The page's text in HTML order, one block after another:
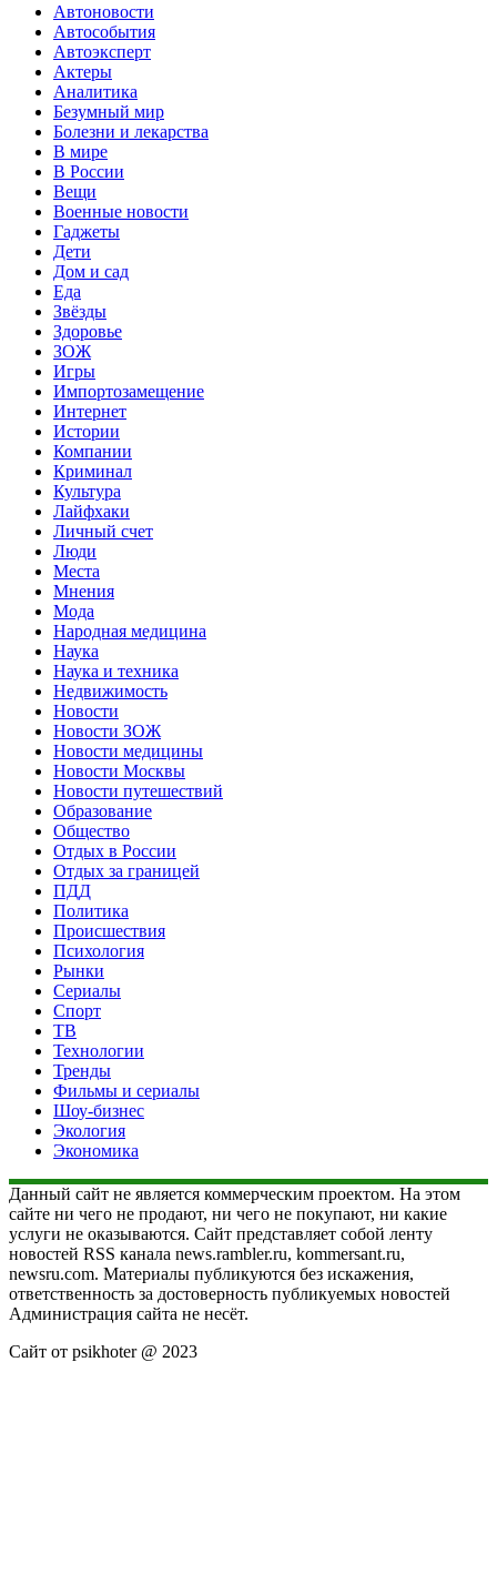
Автоновости
Автособытия
Автоэксперт
Актеры
Аналитика
Безумный мир
Болезни и лекарства
В мире
В России
Вещи
Военные новости
Гаджеты
Дети
Дом и сад
Еда
Звёзды
Здоровье
ЗОЖ
Игры
Импортозамещение
Интернет
Истории
Компании
Криминал
Культура
Лайфхаки
Личный счет
Люди
Места
Мнения
Мода
Народная медицина
Наука
Наука и техника
Недвижимость
Новости
Новости ЗОЖ
Новости медицины
Новости Москвы
Новости путешествий
Образование
Общество
Отдых в России
Отдых за границей
ПДД
Политика
Происшествия
Психология
Рынки
Сериалы
Спорт
ТВ
Технологии
Тренды
Фильмы и сериалы
Шоу-бизнес
Экология
Экономика
Данный сайт не является коммерческим проектом. На этом
сайте ни чего не продают, ни чего не покупают, ни какие
услуги не оказываются. Сайт представляет собой ленту
новостей RSS канала news.rambler.ru, kommersant.ru,
newsru.com. Материалы публикуются без искажения,
ответственность за достоверность публикуемых новостей
Администрация сайта не несёт.
Сайт от psikhoter @ 2023